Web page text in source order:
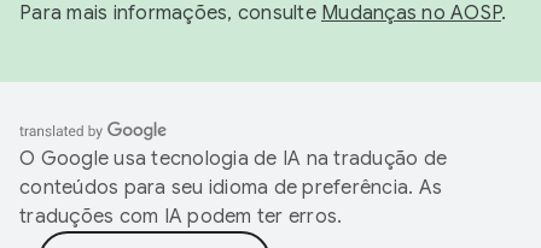
Para mais informações, consulte Mudanças no AOSP.
O Google usa tecnologia de IA na tradução de
conteúdos para seu idioma de preferência. As
traduções com IA podem ter erros.